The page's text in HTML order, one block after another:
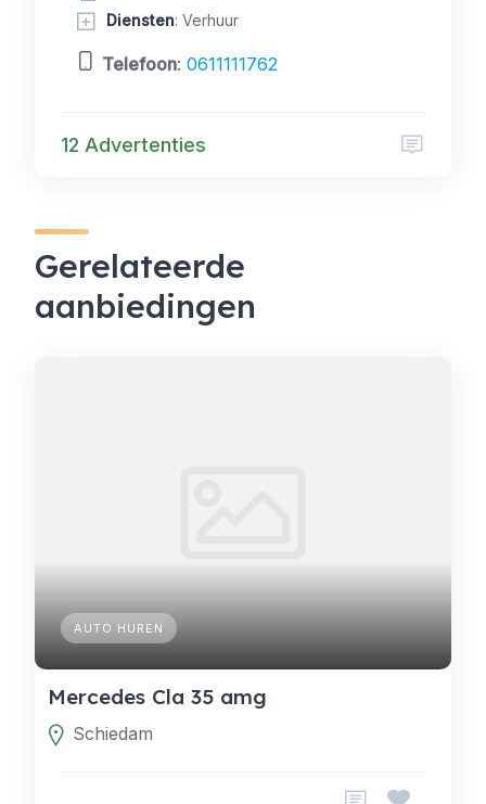
Diensten: Verhuur
Telefoon: 0611111762
12 Advertenties
Gerelateerde
aanbiedingen
AUTO HUREN
Mercedes Cla 35 amg
Schiedam